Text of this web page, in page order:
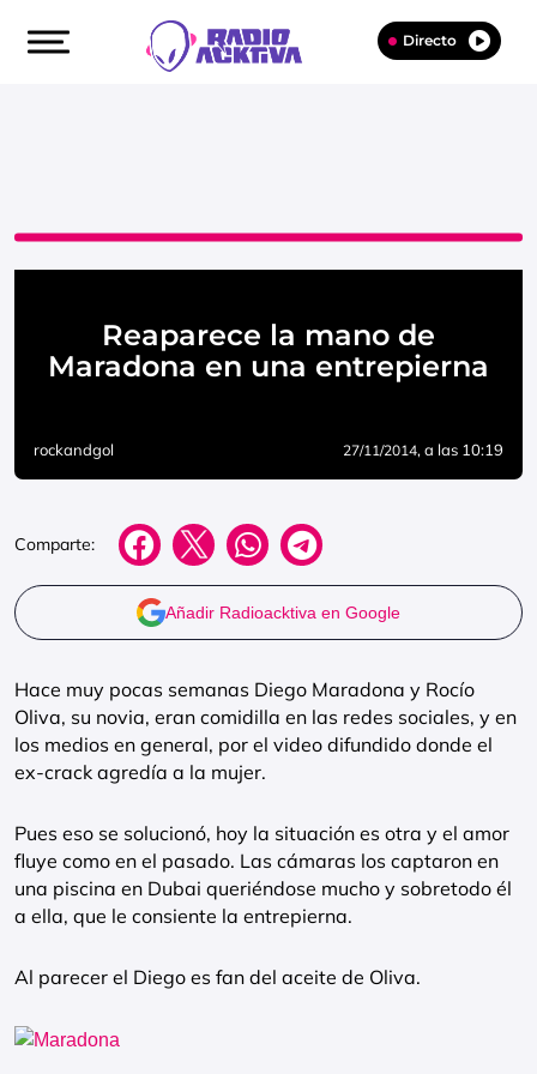
Directo
Reaparece la mano de
Maradona en una entrepierna
rockandgol 27/11/2014, a las 10:19
Comparte:
Añadir Radioacktiva en Google
Hace muy pocas semanas Diego Maradona y Rocío
Oliva, su novia, eran comidilla en las redes sociales, y en
los medios en general, por el video difundido donde el
ex-crack agredía a la mujer.
Pues eso se solucionó, hoy la situación es otra y el amor
fluye como en el pasado. Las cámaras los captaron en
una piscina en Dubai queriéndose mucho y sobretodo él
a ella, que le consiente la entrepierna.
Al parecer el Diego es fan del aceite de Oliva.